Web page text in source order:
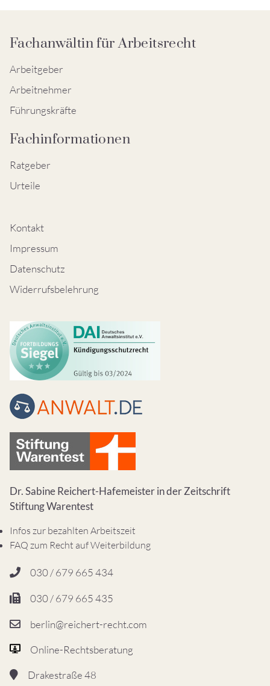
Fachanwältin für Arbeitsrecht
Arbeitgeber
Arbeitnehmer
Führungskräfte
Fachinformationen
Ratgeber
Urteile
Kontakt
Impressum
Datenschutz
Widerrufsbelehrung
Dr. Sabine Reichert-Hafemeister in der Zeitschrift
Stiftung Warentest
Infos zur bezahlten Arbeitszeit
FAQ zum Recht auf Weiterbildung
030 / 679 665 434
030 / 679 665 435
berlin@reichert-recht.com
Online-Rechtsberatung
Drakestraße 48